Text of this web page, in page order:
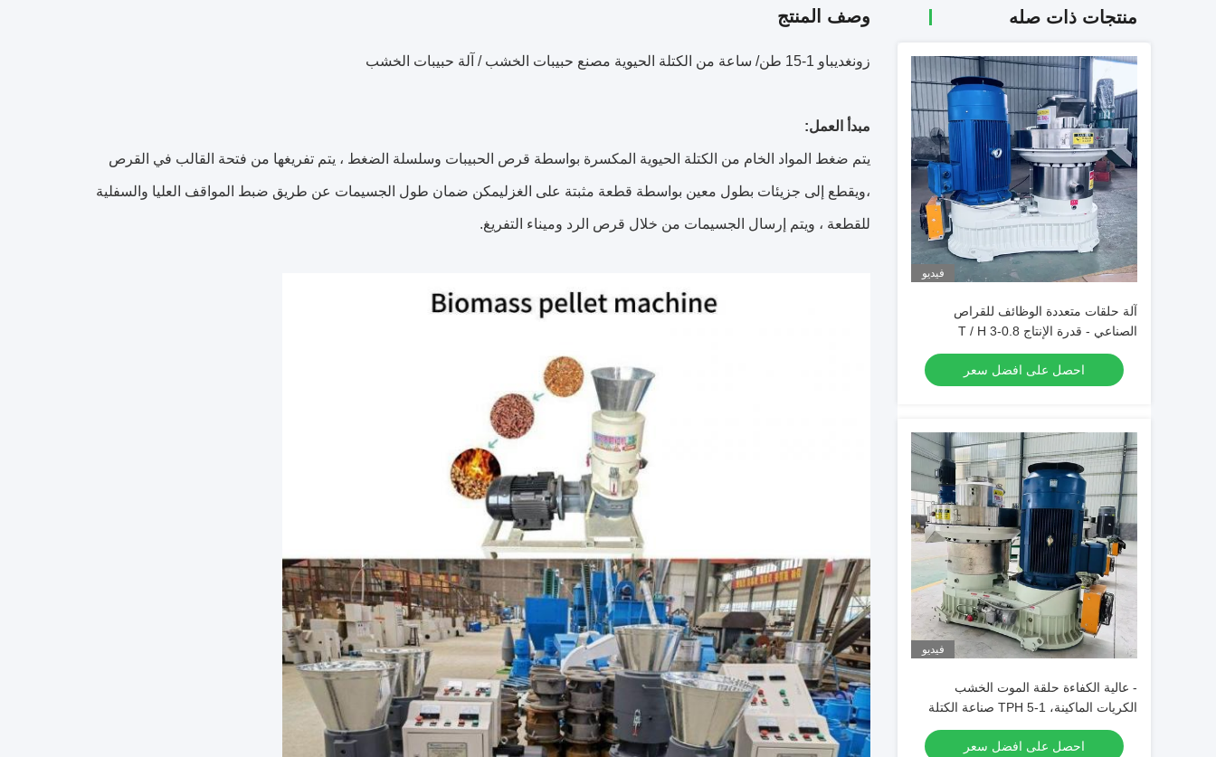
منتجات ذات صله
فيديو
آلة حلقات متعددة الوظائف للقراص
الصناعي - قدرة الإنتاج 0.8-3 T / H
احصل على افضل سعر
فيديو
- عالية الكفاءة حلقة الموت الخشب
الكريات الماكينة، 1-5 TPH صناعة الكتلة
الحيوية طاحونة الكريات للخردة الخشبية
احصل على افضل سعر
وصف المنتج
زونغديباو 1-15 طن/ ساعة من الكتلة الحيوية مصنع حبيبات الخشب / آلة حبيبات الخشب
مبدأ العمل:
يتم ضغط المواد الخام من الكتلة الحيوية المكسرة بواسطة قرص الحبيبات وسلسلة الضغط ، يتم تفريغها من فتحة القالب في القرص
،ويقطع إلى جزيئات بطول معين بواسطة قطعة مثبتة على الغزليمكن ضمان طول الجسيمات عن طريق ضبط المواقف العليا والسفلية
للقطعة ، ويتم إرسال الجسيمات من خلال قرص الرد وميناء التفريغ.